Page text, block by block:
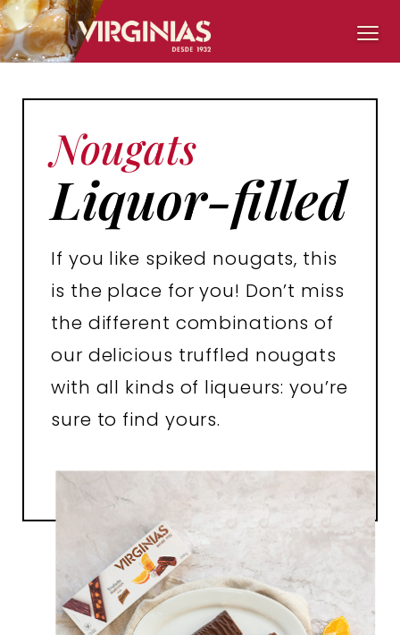
Nougats
Liquor-filled
If you like spiked nougats, this
is the place for you! Don’t miss
the different combinations of
our delicious truffled nougats
with all kinds of liqueurs: you’re
sure to find yours.